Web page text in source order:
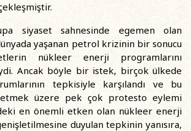
siyaset sahnesinde egemen olan
yaşanan petrol krizinin bir sonucu
nükleer enerji programlarını
Ancak böyle bir istek, birçok ülkede
tepkisiyle karşılandı ve bu
üzere pek çok protesto eylemi
en önemli etken olan nükleer enerji
duyulan tepkinin yanısıra,